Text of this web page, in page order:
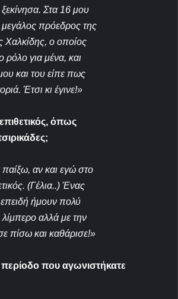
Στα 16 μου
μεγάλος πρόεδρος της
Χαλκίδης, ο οποίος
ρόλο για μένα, και
και του είπε πως
Έτσι κι έγινε!»
όπως
αν και εγώ στο
(Γέλια..) Ένας
ήμουν πολύ
αλλά με την
πίσω και καθάρισε!»
που αγωνιστήκατε